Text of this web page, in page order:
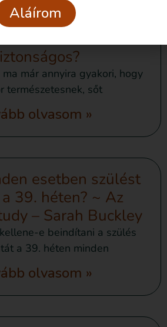
szülésindításról –
már annyira gyakori, hogy
természetesnek, sőt
olvasom »
esetben szülést
39. héten? ~ Az
– Sarah Buckley
e beindítani a szülés
a 39. héten minden
olvasom »
Aláírom